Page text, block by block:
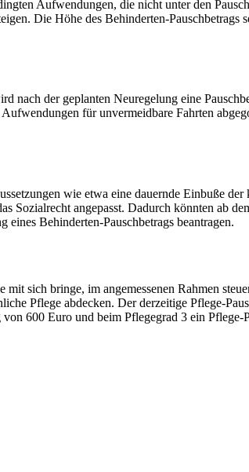
Aufwendungen, die nicht unter den
Die Höhe des Behinderten-Pauschbetrags
nach der geplanten Neuregelung eine
für unvermeidbare Fahrten
wie etwa eine dauernde Einbuße
Sozialrecht angepasst. Dadurch könnten ab
Behinderten-Pauschbetrags beantragen.
sich bringe, im angemessenen Rahmen
Pflege abdecken. Der derzeitige Pflege-
600 Euro und beim Pflegegrad 3 ein Pflege-